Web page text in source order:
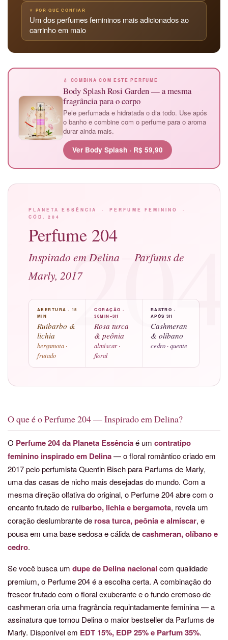
⭐ POR QUE CONFIAR
Um dos perfumes femininos mais adicionados ao
carrinho em maio
💧 COMBINA COM ESTE PERFUME
Body Splash Rosi Garden — a mesma
fragrância para o corpo
Pele perfumada e hidratada o dia todo. Use após
o banho e combine com o perfume para o aroma
durar ainda mais.
Ver Body Splash · R$ 59,90
PLANETA ESSÊNCIA · PERFUME FEMININO ·
CÓD. 204
Perfume 204
Inspirado em Delina — Parfums de
Marly, 2017
ABERTURA · 15
MIN
Ruibarbo &
lichia
bergamota ·
frutado
CORAÇÃO ·
30MIN–3H
Rosa turca
& peônia
almíscar ·
floral
RASTRO ·
APÓS 3H
Cashmeran
& olíbano
cedro · quente
O que é o Perfume 204 — Inspirado em Delina?
O Perfume 204 da Planeta Essênciaé um contratipo
feminino inspirado em Delina— o floral romântico criado em
2017 pelo perfumista Quentin Bisch para Parfums de Marly,
uma das casas de nicho mais desejadas do mundo. Com a
mesma direção olfativa do original, o Perfume 204 abre com o
encanto frutado de ruibarbo, lichia e bergamota, revela um
coração deslumbrante de rosa turca, peônia e almíscar, e
pousa em uma base sedosa e cálida decashmeran, olíbano e
cedro.
Se você busca um dupe de Delina nacional com qualidade
premium, o Perfume 204 é a escolha certa. A combinação do
frescor frutado com o floral exuberante e o fundo cremoso de
cashmeran cria uma fragrância requintadamente feminina — a
assinatura que tornou Delina o maior bestseller da Parfums de
Marly. Disponível em EDT 15%, EDP 25% e Parfum 35%.